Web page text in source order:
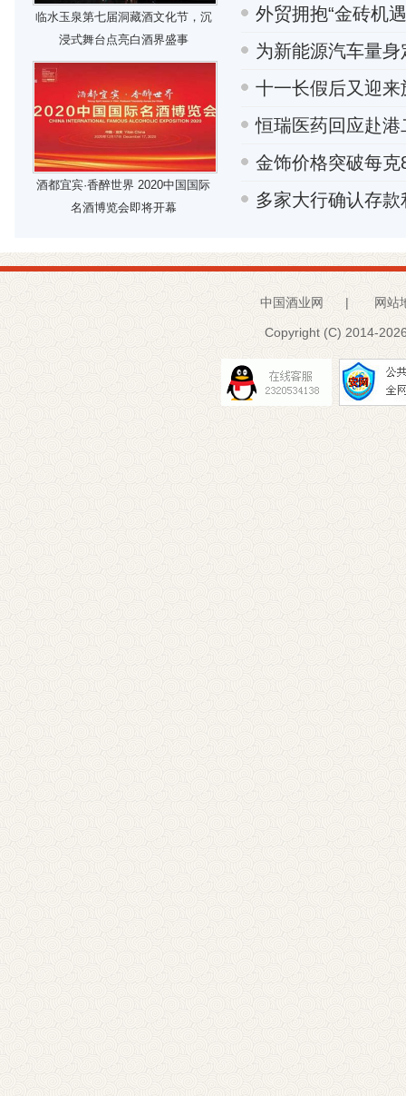
临水玉泉第七届洞藏酒文化节，沉
浸式舞台点亮白酒界盛事
酒都宜宾·香醉世界 2020中国国际
名酒博览会即将开幕
外贸拥抱“金砖机
为新能源汽车量身
十一长假后又迎
恒瑞医药回应赴
金饰价格突破每
多家大行确认存
中国酒业网 | 网站
Copyright (C) 2014-